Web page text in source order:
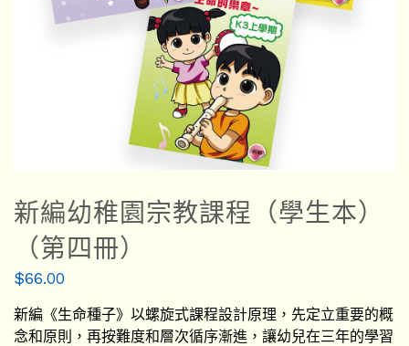
新編幼稚園宗教課程（學生本）
（第四冊）
$66.00
新編《生命種子》以螺旋式課程設計原理，先定立重要的概
念和原則，再按難度和層次循序漸進，讓幼兒在三年的學習